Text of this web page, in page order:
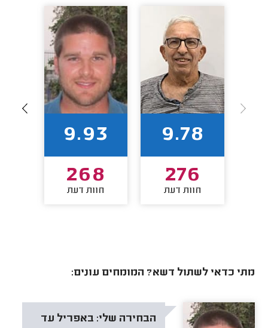
9.78
276
חוות דעת
9.93
268
חוות דעת
מתי כדאי לשתול דשא? המומחים עונים:
הבחירה שלי: באפריל עד